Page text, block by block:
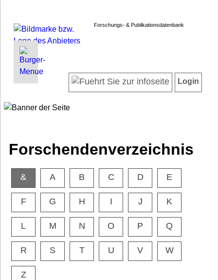
Forschungs- & Publikationsdatenbank
INFORMATIONEN | SUCHEN
Forschendenverzeichnis
FAQ
Newsletter
Barrierefreiheit
LOGIN
Login
Forschendenverzeichnis
& A B C D E
F G H I J K
L M N O P Q
R S T U V W
Z